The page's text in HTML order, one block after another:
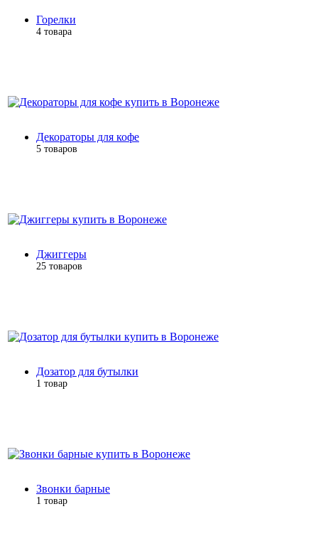
Горелки
4 товара
Декораторы для кофе
5 товаров
Джиггеры
25 товаров
Дозатор для бутылки
1 товар
Звонки барные
1 товар